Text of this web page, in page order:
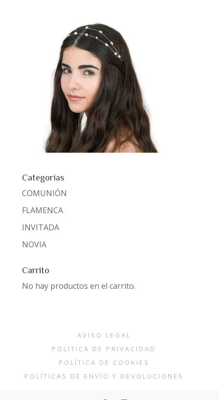
Categorías
COMUNIÓN
FLAMENCA
INVITADA
NOVIA
Carrito
No hay productos en el carrito.
AVISO LEGAL
POLÍTICA DE PRIVACIDAD
POLÍTICA DE COOKIES
POLÍTICAS DE ENVÍO Y DEVOLUCIONES